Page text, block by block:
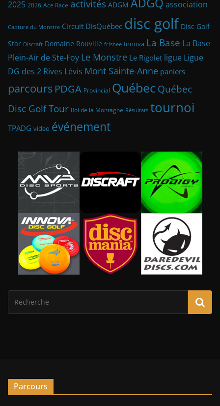
2025 2026 Ace Race activités ADGM association
Capture du Monstre Circuit DisQuébec disc golf Disc Golf
Star Discraft Domaine Rouville frisbee Innova La Base La Base
Plein-Air de Ste-Foy Le Monstre Le Rigolet ligue Ligue
DG des 2 Rives Lévis Mont Sainte-Anne paniers
parcours PDGA Provincial Québec Québec
Disc Golf Tour Roi de la Montagne Résultats tournoi
TPADG video événement
Parcours